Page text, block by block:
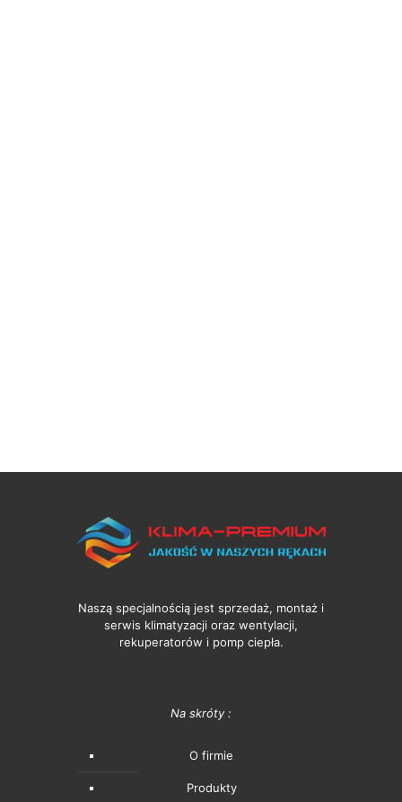
Naszą specjalnością jest sprzedaż, montaż i
serwis klimatyzacji oraz wentylacji,
rekuperatorów i pomp ciepła.
Na skróty :
O firmie
Produkty